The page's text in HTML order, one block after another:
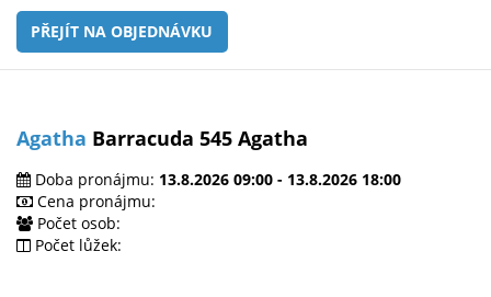
PŘEJÍT NA OBJEDNÁVKU
Agatha Barracuda 545 Agatha
Doba pronájmu: 13.8.2026 09:00 - 13.8.2026 18:00
Cena pronájmu:
Počet osob:
Počet lůžek: